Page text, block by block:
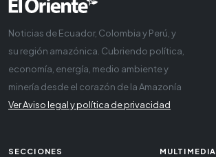
Noticias de Ecuador, Colombia y Perú, y
su región amazónica. Cubriendo política,
economía, energía, medio ambiente y
minería desde el corazón de la Amazonía
Ver Aviso legal y política de privacidad
SECCIONES MULTIMEDIA